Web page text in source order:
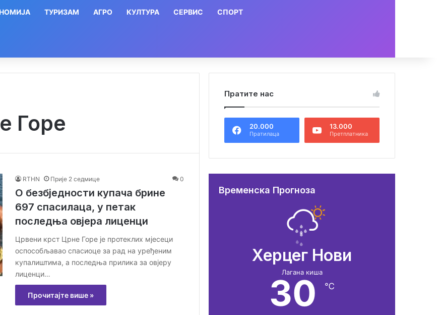
ТУРИЗАМ АГРО КУЛТУРА СЕРВИС СПОРТ
Горе
RTHN Прије 2 седмице 0
О безбједности купача брине
697 спасилаца, у петак
последња овјера лиценци
Црвени крст Црне Горе је протеклих мјесеци
оспособљавао спасиоце за рад на уређеним
купалиштима, а последња прилика за овјеру
лиценци…
Прочитајте више »
Пратите нас
20.000
Пратилаца
13.000
Претплатника
Временска Прогноза
Херцег Нови
Лагана киша
30 ℃